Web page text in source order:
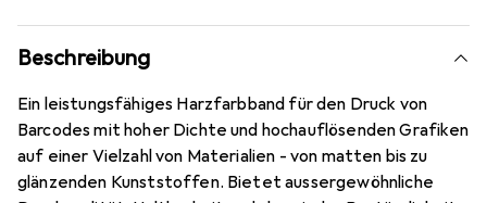
Beschreibung
Ein leistungsfähiges Harzfarbband für den Druck von
Barcodes mit hoher Dichte und hochauflösenden Grafiken
auf einer Vielzahl von Materialien - von matten bis zu
glänzenden Kunststoffen. Bietet aussergewöhnliche